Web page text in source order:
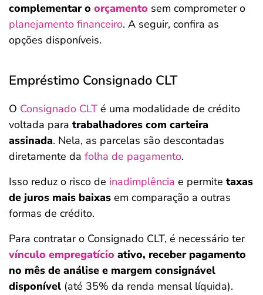
complementar o orçamento sem comprometer o
planejamento financeiro. A seguir, confira as
opções disponíveis.
Empréstimo Consignado CLT
O Consignado CLT é uma modalidade de crédito
voltada para trabalhadores com carteira
assinada. Nela, as parcelas são descontadas
diretamente da folha de pagamento.
Isso reduz o risco de inadimplência e permite taxas
de juros mais baixas em comparação a outras
formas de crédito.
Para contratar o Consignado CLT, é necessário ter
vínculo empregatício ativo, receber pagamento
no mês de análise e margem consignável
disponível (até 35% da renda mensal líquida).